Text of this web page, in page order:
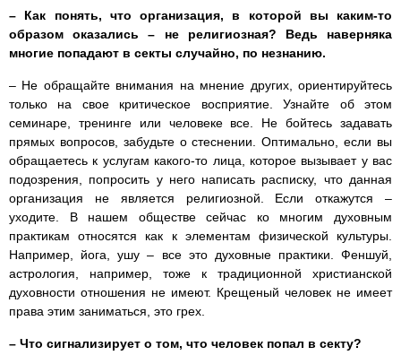
– Как понять, что организация, в которой вы каким-то
образом оказались – не религиозная? Ведь наверняка
многие попадают в секты случайно, по незнанию.
– Не обращайте внимания на мнение других, ориентируйтесь
только на свое критическое восприятие. Узнайте об этом
семинаре, тренинге или человеке все. Не бойтесь задавать
прямых вопросов, забудьте о стеснении. Оптимально, если вы
обращаетесь к услугам какого-то лица, которое вызывает у вас
подозрения, попросить у него написать расписку, что данная
организация не является религиозной. Если откажутся –
уходите. В нашем обществе сейчас ко многим духовным
практикам относятся как к элементам физической культуры.
Например, йога, ушу – все это духовные практики. Феншуй,
астрология, например, тоже к традиционной христианской
духовности отношения не имеют. Крещеный человек не имеет
права этим заниматься, это грех.
– Что сигнализирует о том, что человек попал в секту?